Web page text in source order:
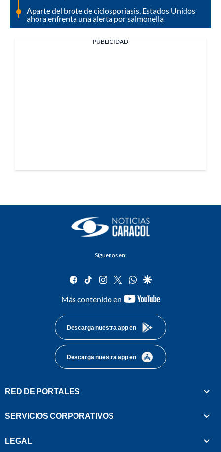
Aparte del brote de ciclosporiasis, Estados Unidos
ahora enfrenta una alerta por salmonella
PUBLICIDAD
Síguenos en:
facebook
tiktok instagram
twitterwhatsapp
google
Más contenido en
youtube-
Descarga nuestra app en
Descarga nuestra app en
RED DE PORTALES
SERVICIOS CORPORATIVOS
LEGAL